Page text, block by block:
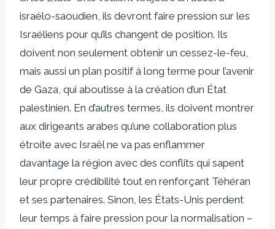
israélo-saoudien, ils devront faire pression sur les
Israéliens pour qu’ils changent de position. Ils
doivent non seulement obtenir un cessez-le-feu,
mais aussi un plan positif à long terme pour l’avenir
de Gaza, qui aboutisse à la création d’un État
palestinien. En d’autres termes, ils doivent montrer
aux dirigeants arabes qu’une collaboration plus
étroite avec Israël ne va pas enflammer
davantage la région avec des conflits qui sapent
leur propre crédibilité tout en renforçant Téhéran
et ses partenaires. Sinon, les États-Unis perdent
leur temps à faire pression pour la normalisation –